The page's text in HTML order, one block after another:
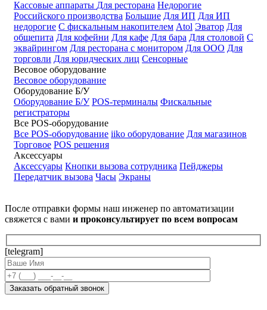
Кассовые аппараты Для ресторана Недорогие
Российского производства Большие Для ИП Для ИП
недорогие С фискальным накопителем Atol Эватор Для
общепита Для кофейни Для кафе Для бара Для столовой С
эквайрингом Для ресторана с монитором Для ООО Для
торговли Для юридческих лиц Сенсорные
Весовое оборудование
Весовое оборудование
Оборудование Б/У
Оборудование Б/У POS-терминалы Фискальные
регистраторы
Все POS-оборудование
Все POS-оборудование iiko оборудование Для магазинов
Торговое POS решения
Аксессуары
Аксессуары Кнопки вызова сотрудника Пейджеры
Передатчик вызова Часы Экраны
После отправки формы наш инженер по автоматизации
свяжется с вами и проконсультирует по всем вопросам
[telegram]